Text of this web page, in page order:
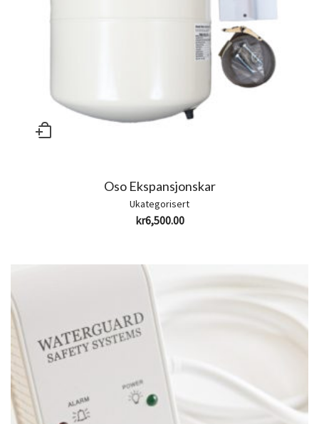
Oso Ekspansjonskar
Ukategorisert
kr6,500.00